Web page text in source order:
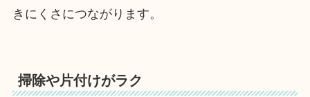
きにくさにつながります。
掃除や片付けがラク